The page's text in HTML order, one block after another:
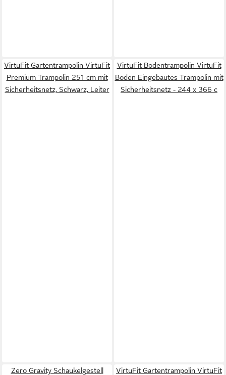
VirtuFit Gartentrampolin VirtuFit
Premium Trampolin 251 cm mit
Sicherheitsnetz, Schwarz, Leiter
VirtuFit Bodentrampolin VirtuFit
Boden Eingebautes Trampolin mit
Sicherheitsnetz - 244 x 366 c
Zero Gravity Schaukelgestell
VirtuFit Gartentrampolin VirtuFit